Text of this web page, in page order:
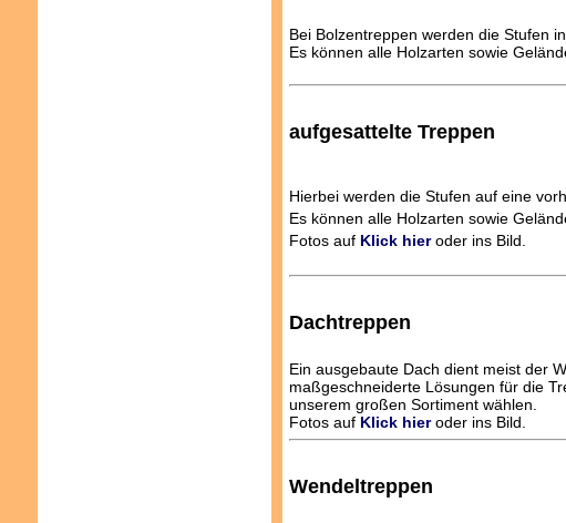
Bei Bolzentreppen werden die Stufen
Es können alle Holzarten sowie
aufgesattelte Treppen
Hierbei werden die Stufen auf eine
Es können alle Holzarten sowie
Fotos auf Klick hieroder ins Bild.
Dachtreppen
Ein ausgebaute Dach dient meist der
maßgeschneiderte Lösungen für die
unserem großen Sortiment wählen.
Fotos auf Klick hieroder ins Bild.
Wendeltreppen